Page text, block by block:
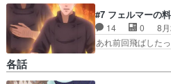
#7 フェルマーの
14 0
8
あれ前回飛ばし
各話